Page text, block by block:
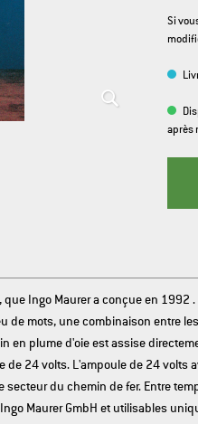
Si
après
Ingo Maurer a conçue en 1992
de mots, une combinaison entre
en plume d'oie est assise
24 volts. L'ampoule de 24 volts
du chemin de fer. Entre
Maurer GmbH et utilisables